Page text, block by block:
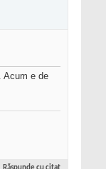
Acum e de